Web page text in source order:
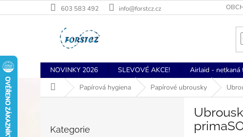
na
603 583 492 info@forstcz.cz
NOVINKY 2026 SLEVOVÉ AKCE! Airlaid - netkaná
Domů Papírová hygiena Papírové ubrousky
kategorie
Kategorie